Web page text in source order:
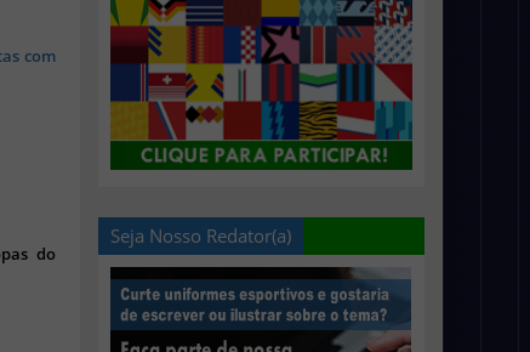
com
do
Seja Nosso Redator(a)